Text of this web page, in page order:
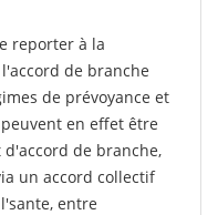
reporter à la
de branche
de prévoyance et
en effet être
de branche,
un accord collectif
entre